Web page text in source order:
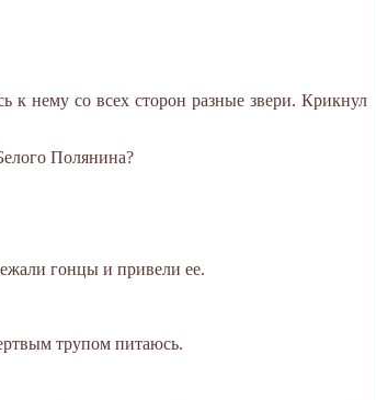
к нему со всех сторон разные звери. Крикнул
Полянина?
гонцы и привели ее.
трупом питаюсь.